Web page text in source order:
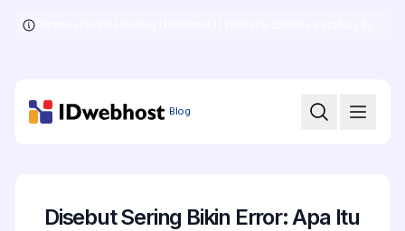
Blog
Disebut Sering Bikin Error: Apa Itu